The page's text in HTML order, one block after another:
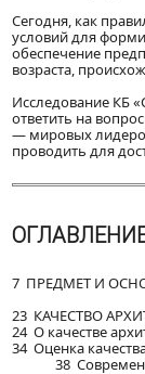
Сегодня, как
условий для
обеспечение
возраста,
Исследование КБ
ответить на
— мировых
проводить для
7 ПРЕДМЕТ И
23 КАЧЕСТВО
24 О качестве
34 Оценка
38